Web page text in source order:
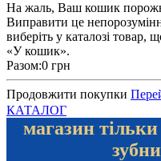
На жаль, Ваш кошик
Виправити це
виберіть у каталозі товар,
«У кошик».
Разом:0 грн
Продовжити покупки
КАТАЛОГ
магазин